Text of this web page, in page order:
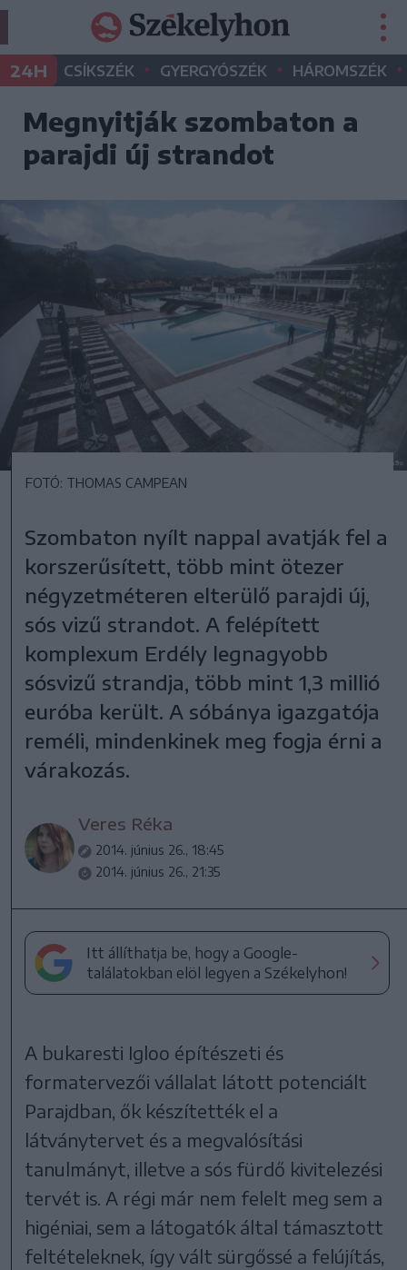
24H CSÍKSZÉK • GYERGYÓSZÉK • HÁROMSZÉK •
Megnyitják szombaton a
parajdi új strandot
FOTÓ: THOMAS CAMPEAN
Szombaton nyílt nappal avatják fel a
korszerűsített, több mint ötezer
négyzetméteren elterülő parajdi új,
sós vizű strandot. A felépített
komplexum Erdély legnagyobb
sósvizű strandja, több mint 1,3 millió
euróba került. A sóbánya igazgatója
reméli, mindenkinek meg fogja érni a
várakozás.
Veres Réka
2014. június 26., 18:45
2014. június 26., 21:35
Itt állíthatja be, hogy a Google-
találatokban elöl legyen a Székelyhon!
A bukaresti Igloo építészeti és
formatervezői vállalat látott potenciált
Parajdban, ők készítették el a
látványtervet és a megvalósítási
tanulmányt, illetve a sós fürdő kivitelezési
tervét is. A régi már nem felelt meg sem a
higéniai, sem a látogatók által támasztott
feltételeknek, így vált sürgőssé a felújítás,